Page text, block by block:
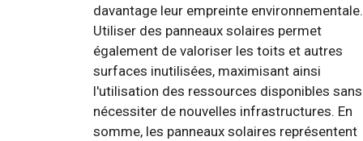
davantage leur empreinte environnementale.
Utiliser des panneaux solaires permet
également de valoriser les toits et autres
surfaces inutilisées, maximisant ainsi
l'utilisation des ressources disponibles sans
nécessiter de nouvelles infrastructures. En
somme, les panneaux solaires représentent